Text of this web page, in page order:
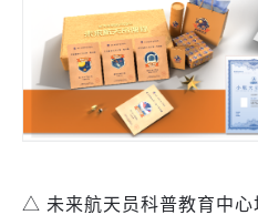
△ 未来航天员科普教育中心